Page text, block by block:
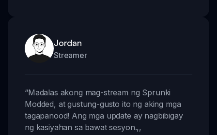
Jordan
Streamer
“Madalas akong mag-stream ng Sprunki
Modded, at gustung-gusto ito ng aking mga
tagapanood! Ang mga update ay nagbibigay
ng kasiyahan sa bawat sesyon.,,